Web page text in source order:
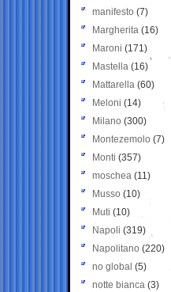
manifesto (7)
Margherita (16)
Maroni (171)
Mastella (16)
Mattarella (60)
Meloni (14)
Milano (300)
Montezemolo (7)
Monti (357)
moschea (11)
Musso (10)
Muti (10)
Napoli (319)
Napolitano (220)
no global (5)
notte bianca (3)